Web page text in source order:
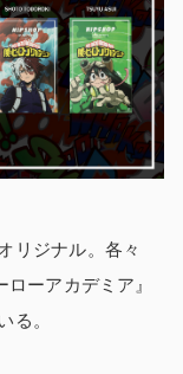
リジナル。各々
ーアカデミア』
る。